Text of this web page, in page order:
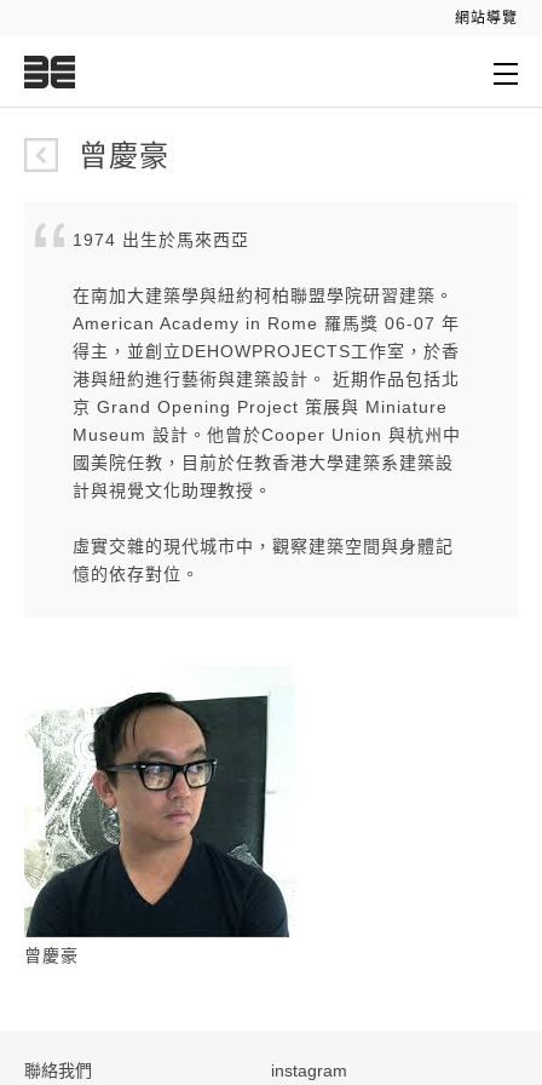
網站導覽
曾慶豪
1974 出生於馬來西亞
在南加大建築學與紐約柯柏聯盟學院研習建築。
American Academy in Rome 羅馬獎 06-07 年
得主，並創立DEHOWPROJECTS工作室，於香
港與紐約進行藝術與建築設計。 近期作品包括北
京 Grand Opening Project 策展與 Miniature
Museum 設計。他曾於Cooper Union 與杭州中
國美院任教，目前於任教香港大學建築系建築設
計與視覺文化助理教授。
虛實交雜的現代城市中，觀察建築空間與身體記
憶的依存對位。
曾慶豪
聯絡我們
instagram